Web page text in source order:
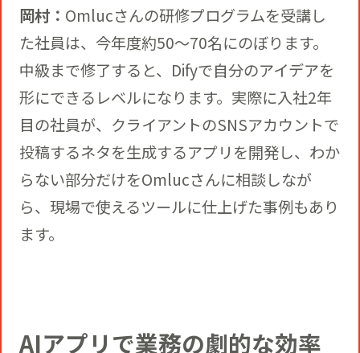
岡村： Omlucさんの研修プログラムを受講し
た社員は、今年度約50～70名にのぼります。
中級まで修了すると、Difyで自分のアイデアを
形にできるレベルになります。実際に入社2年
目の社員が、クライアントのSNSアカウントで
投稿するネタを生成するアプリを開発し、わか
らない部分だけをOmlucさんに相談しなが
ら、現場で使えるツールに仕上げた事例もあり
ます。
AIアプリで業務の劇的な効率